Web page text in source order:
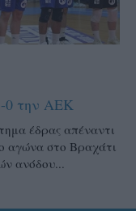
0 την ΑΕΚ
έδρας απέναντι
αγώνα στο Βραχάτι
ανόδου...